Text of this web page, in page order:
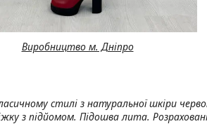
Виробництво м. Дніпро
стилі з натуральної шкіри
з підйомом. Підошва лита.